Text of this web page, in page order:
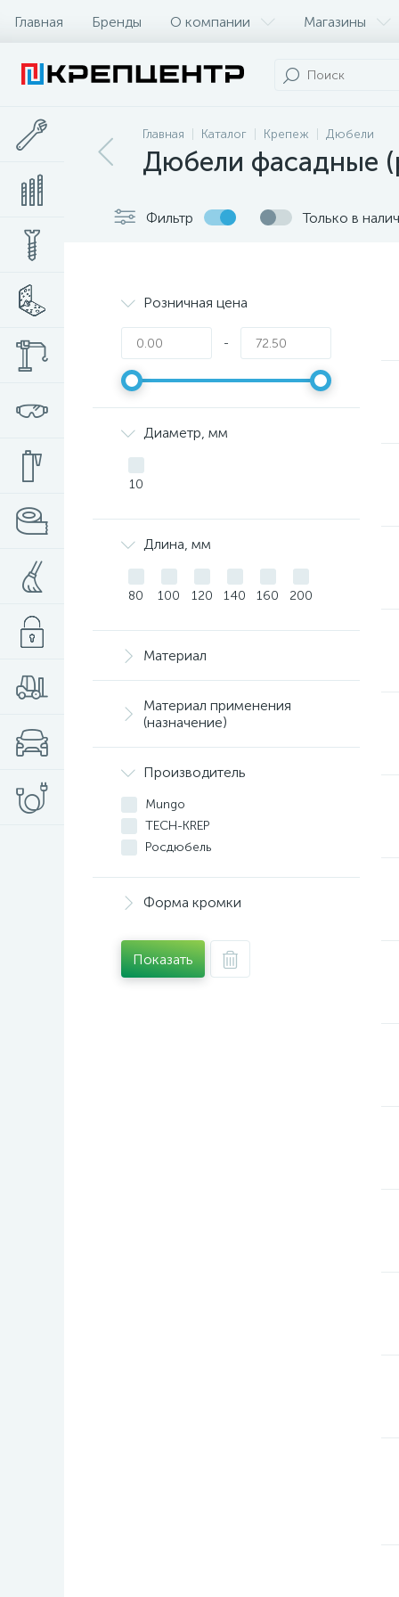
Главная Бренды О компании Магазины
Главная Каталог Крепеж Дюбели
Дюбели фасадные
Фильтр Только в
Розничная цена
-
Диаметр, мм
10
Длина, мм
80 100 120 140 160 200
Материал
Материал применения
(назначение)
Производитель
Mungo
TECH-KREP
Росдюбель
Форма кромки
Показать